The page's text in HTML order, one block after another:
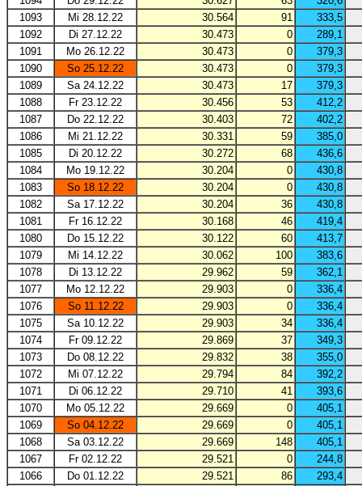
1093
Mi 28.12.22 30.564 91
333,5
1092
Di 27.12.22 30.473 0
289,1
1091
Mo 26.12.22 30.473 0
379,3
1090
So 25.12.22 30.473 0
379,3
1089
Sa 24.12.22 30.473 17
379,3
1088
Fr 23.12.22 30.456 53
412,2
1087
Do 22.12.22 30.403 72
402,2
1086
Mi 21.12.22 30.331 59
385,0
1085
Di 20.12.22 30.272 68
436,6
1084
Mo 19.12.22 30.204 0
430,8
1083
So 18.12.22 30.204 0
430,8
1082
Sa 17.12.22 30.204 36
430,8
1081
Fr 16.12.22 30.168 46
419,4
1080
Do 15.12.22 30.122 60
413,7
1079
Mi 14.12.22 30.062 100
383,6
1078
Di 13.12.22 29.962 59
362,1
1077
Mo 12.12.22 29.903 0
336,4
1076
So 11.12.22 29.903 0
336,4
1075
Sa 10.12.22 29.903 34
336,4
1074
Fr 09.12.22 29.869 37
349,3
1073
Do 08.12.22 29.832 38
355,0
1072
Mi 07.12.22 29.794 84
392,2
1071
Di 06.12.22 29.710 41
393,6
1070
Mo 05.12.22 29.669 0
405,1
1069
So 04.12.22 29.669 0
405,1
1068
Sa 03.12.22 29.669 148
405,1
1067
Fr 02.12.22 29.521 0
244,8
1066
Do 01.12.22 29.521 86
293,4